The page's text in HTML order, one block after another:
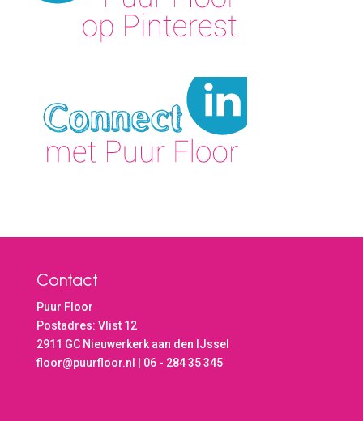
Contact
Puur Floor
Postadres: Vlist 12
2911 GC Nieuwerkerk aan den IJssel
floor@puurfloor.nl | 06 - 284 35 345